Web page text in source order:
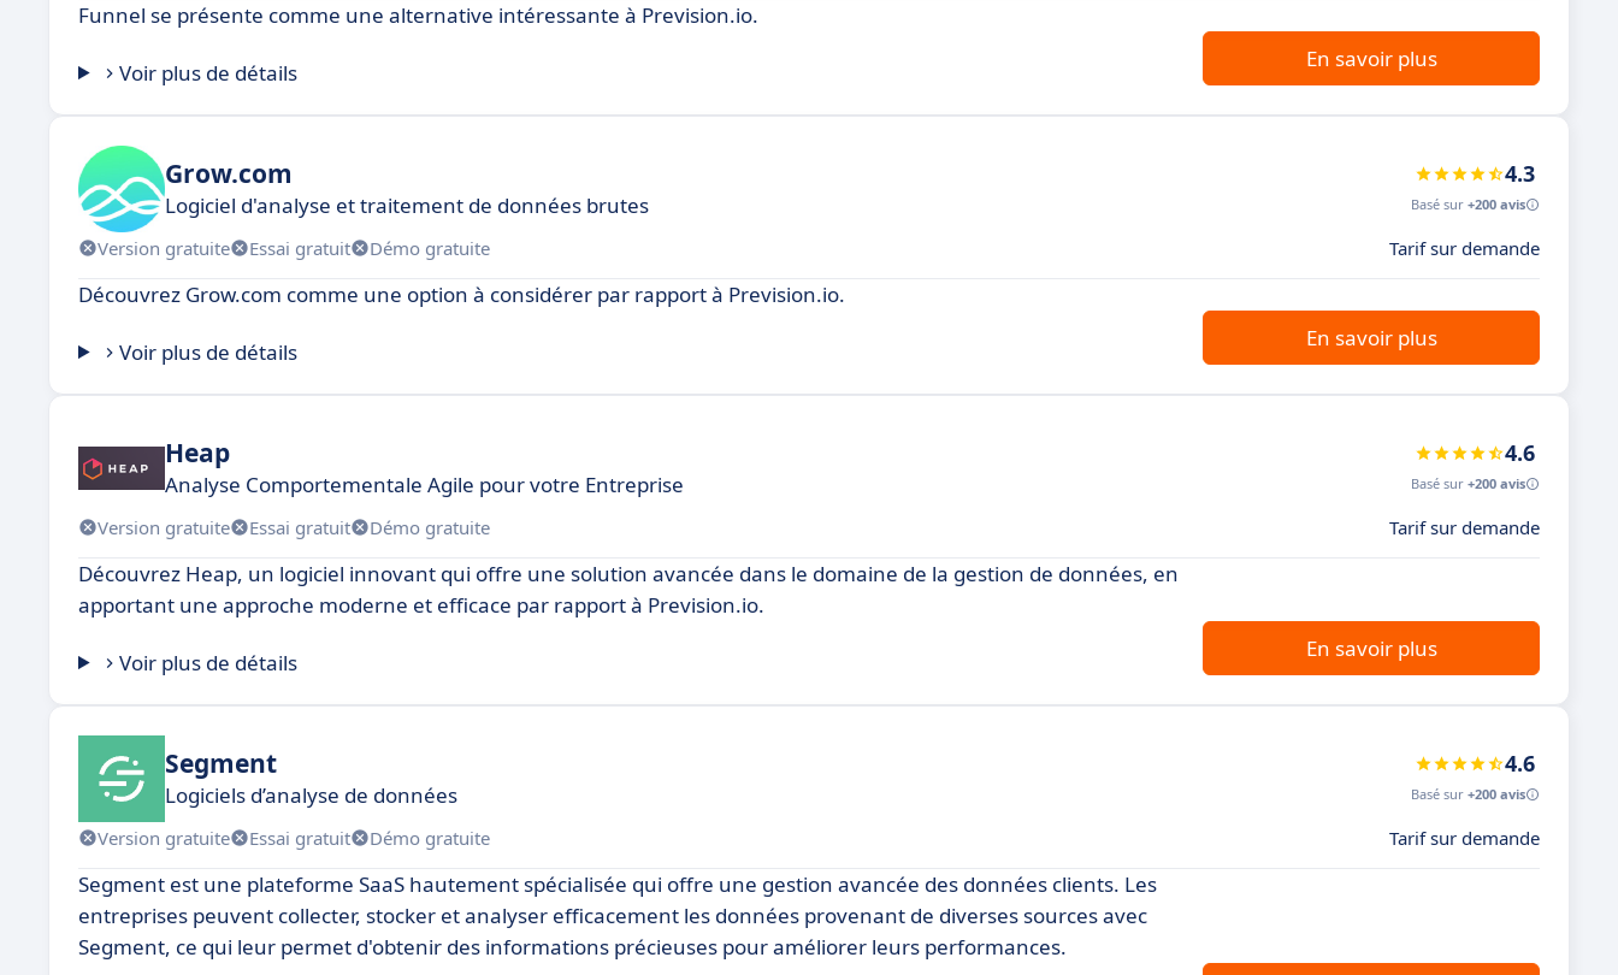
Funnel se présente comme une alternative intéressante à Prevision.io.
Voir plus de détails
En savoir plus
Grow.com
Logiciel d'analyse et traitement de données brutes
4.3
Basé sur +200 avis
Version gratuite Essai gratuit Démo gratuite Tarif sur demande
Découvrez Grow.com comme une option à considérer par rapport à Prevision.io.
Voir plus de détails
En savoir plus
Heap
Analyse Comportementale Agile pour votre Entreprise
4.6
Basé sur +200 avis
Version gratuite Essai gratuit Démo gratuite Tarif sur demande
Découvrez Heap, un logiciel innovant qui offre une solution avancée dans le domaine de la gestion de données, en
apportant une approche moderne et efficace par rapport à Prevision.io.
Voir plus de détails
En savoir plus
Segment
Logiciels d’analyse de données
4.6
Basé sur +200 avis
Version gratuite Essai gratuit Démo gratuite Tarif sur demande
Segment est une plateforme SaaS hautement spécialisée qui offre une gestion avancée des données clients. Les
entreprises peuvent collecter, stocker et analyser efficacement les données provenant de diverses sources avec
Segment, ce qui leur permet d'obtenir des informations précieuses pour améliorer leurs performances.